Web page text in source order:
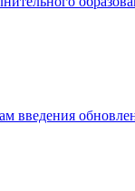
введения